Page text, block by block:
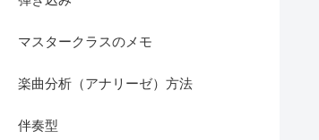
マスタークラスのメモ
楽曲分析（アナリーゼ）方法
伴奏型